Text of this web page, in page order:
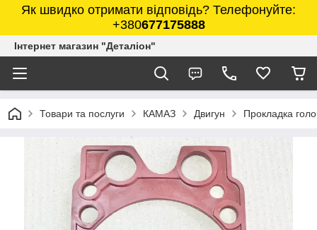
Як швидко отримати відповідь? Телефонуйте:
+380677175888
Інтернет магазин "Деталіон"
Товари та послуги КАМАЗ Двигун Прокладка